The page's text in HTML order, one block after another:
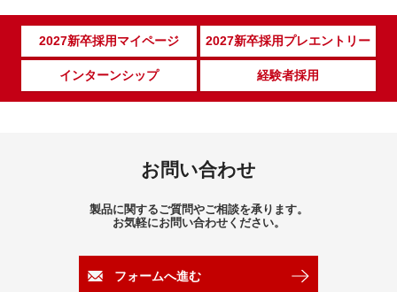
2027新卒採用マイページ 2027新卒採用プレエントリー
インターンシップ 経験者採用
お問い合わせ
製品に関するご質問やご相談を承ります。
お気軽にお問い合わせください。
フォームへ進む